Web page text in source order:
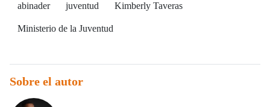
abinader juventud Kimberly Taveras
Ministerio de la Juventud
Sobre el autor